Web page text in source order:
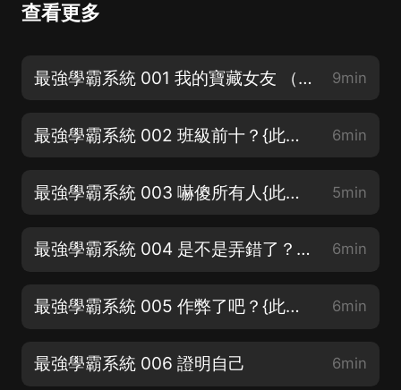
查看更多
最強學霸系統 001 我的寶藏女友 （本書慢熱！后面更好~） 9min
最強學霸系統 002 班級前十？{此書慢熱，請大家耐心收聽~） 6min
最強學霸系統 003 嚇傻所有人{此書慢熱，請大家耐心收聽~） 5min
最強學霸系統 004 是不是弄錯了？{此書慢熱，請大家耐心收聽~） 6min
最強學霸系統 005 作弊了吧？{此書慢熱，請大家耐心收聽~） 6min
最強學霸系統 006 證明自己 6min